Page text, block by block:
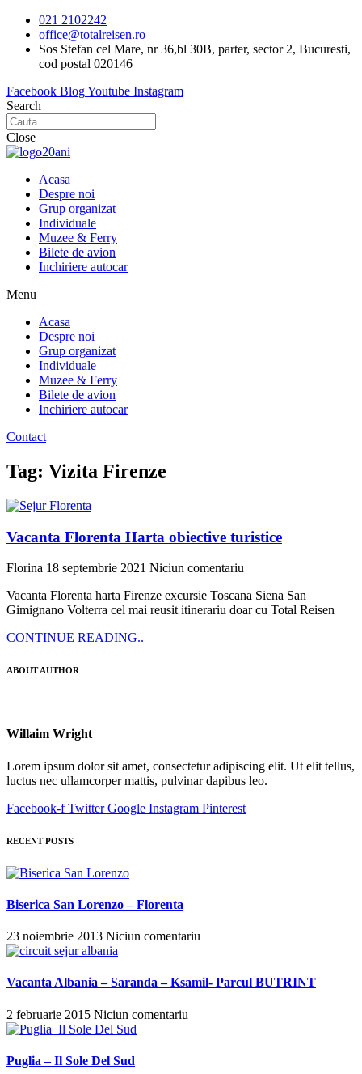
conținut
021 2102242
office@totalreisen.ro
Sos Stefan cel Mare, nr 36,bl 30B, parter, sector 2, Bucuresti,
cod postal 020146
Facebook BlogYoutube Instagram
Search
Close
Acasa
Despre noi
Grup organizat
Individuale
Muzee & Ferry
Bilete de avion
Inchiriere autocar
Menu
Acasa
Despre noi
Grup organizat
Individuale
Muzee & Ferry
Bilete de avion
Inchiriere autocar
Contact
Tag: Vizita Firenze
Vacanta Florenta Harta obiective turistice
Florina 18 septembrie 2021 Niciun comentariu
Vacanta Florenta harta Firenze excursie Toscana Siena San
Gimignano Volterra cel mai reusit itinerariu doar cu Total Reisen
CONTINUE READING..
ABOUT AUTHOR
Willaim Wright
Lorem ipsum dolor sit amet, consectetur adipiscing elit. Ut elit tellus,
luctus nec ullamcorper mattis, pulvinar dapibus leo.
Facebook-f Twitter Google Instagram Pinterest
RECENT POSTS
Biserica San Lorenzo – Florenta
23 noiembrie 2013 Niciun comentariu
Vacanta Albania – Saranda – Ksamil- Parcul BUTRINT
2 februarie 2015 Niciun comentariu
Puglia – Il Sole Del Sud